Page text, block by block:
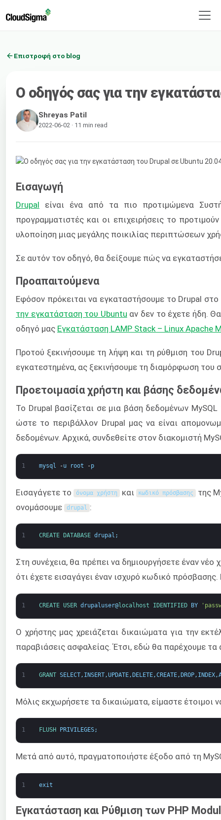
Επιστροφή στο blog
Ο οδηγός σας για την
Shreyas Patil
2022-06-02 · 11 min read
Εισαγωγή
Drupal είναι ένα από τα πιο προτιμώμενα
προγραμματιστές και οι επιχειρήσεις το
υλοποίηση μιας μεγάλης ποικιλίας περιπτώσεων
Σε αυτόν τον οδηγό, θα δείξουμε πώς να
Προαπαιτούμενα
Εφόσον πρόκειται να εγκαταστήσουμε το Drupal
την εγκατάσταση του Ubuntu αν δεν το έχετε ήδη.
οδηγό μας Εγκατάσταση LAMP Stack – Linux Apache
Προτού ξεκινήσουμε τη λήψη και τη ρύθμιση του
εγκατεστημένα, ας ξεκινήσουμε τη διαμόρφωση του
Προετοιμασία χρήστη και βάσης
Το Drupal βασίζεται σε μια βάση δεδομένων
ώστε το περιβάλλον Drupal μας να είναι
δεδομένων. Αρχικά, συνδεθείτε στον διακομιστή
1 mysql -u root -p
Εισαγάγετε το όνομα χρήστη και κωδικό πρόσβασης
της
ονομάσουμε
drupal :
1 CREATE DATABASE drupal ;
Στη συνέχεια, θα πρέπει να δημιουργήσετε έναν
ότι έχετε εισαγάγει έναν ισχυρό κωδικό
1 CREATE USER drupaluser@localhost IDENTIFIED BY
Ο χρήστης μας χρειάζεται δικαιώματα για την
παραβιάσεις ασφαλείας. Έτσι, εδώ θα παρέχουμε
1 GRANT SELECT, INSERT,UPDATE, DELETE,CREATE, DROP, INDEX,
Μόλις εκχωρήσετε τα δικαιώματα, είμαστε
1 FLUSH PRIVILEGES;
Μετά από αυτό, πραγματοποιήστε έξοδο από τη
1 exit
Εγκατάσταση και Ρύθμιση των PHP